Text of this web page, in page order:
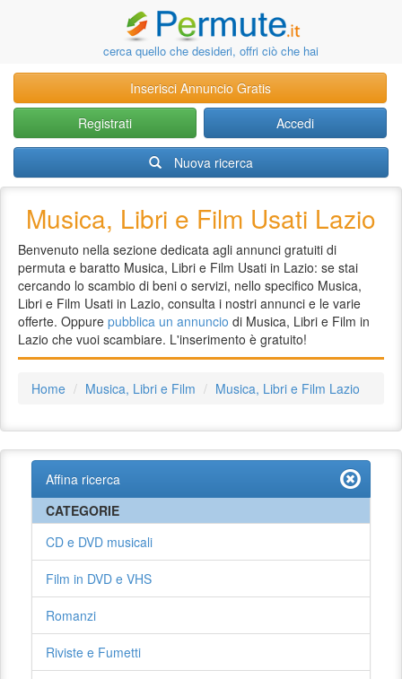
cerca quello che desideri, offri ciò che hai
Inserisci Annuncio Gratis
Registrati
Accedi
Nuova ricerca
Musica, Libri e Film Usati Lazio
Benvenuto nella sezione dedicata agli annunci gratuiti di
permuta e baratto Musica, Libri e Film Usati in Lazio: se stai
cercando lo scambio di beni o servizi, nello specifico Musica,
Libri e Film Usati in Lazio, consulta i nostri annunci e le varie
offerte. Oppure pubblica un annuncio di Musica, Libri e Film in
Lazio che vuoi scambiare. L'inserimento è gratuito!
Home Musica, Libri e Film Musica, Libri e Film Lazio
Affina ricerca
CATEGORIE
CD e DVD musicali
Film in DVD e VHS
Romanzi
Riviste e Fumetti